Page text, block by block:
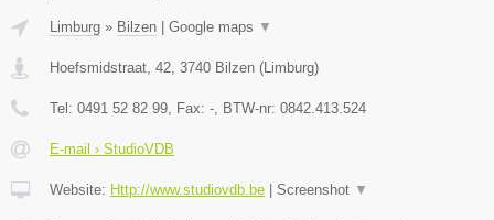
Limburg » Bilzen Google maps ▼
Hoefsmidstraat, 42, 3740 Bilzen (Limburg)
Tel: 0491 52 82 99, Fax: -, BTW-nr: 0842.413.524
E-mail › StudioVDB
Website: Http://www.studiovdb.be Screenshot ▼